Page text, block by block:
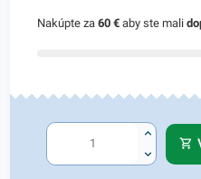
Nakúpte za60 € aby ste mali